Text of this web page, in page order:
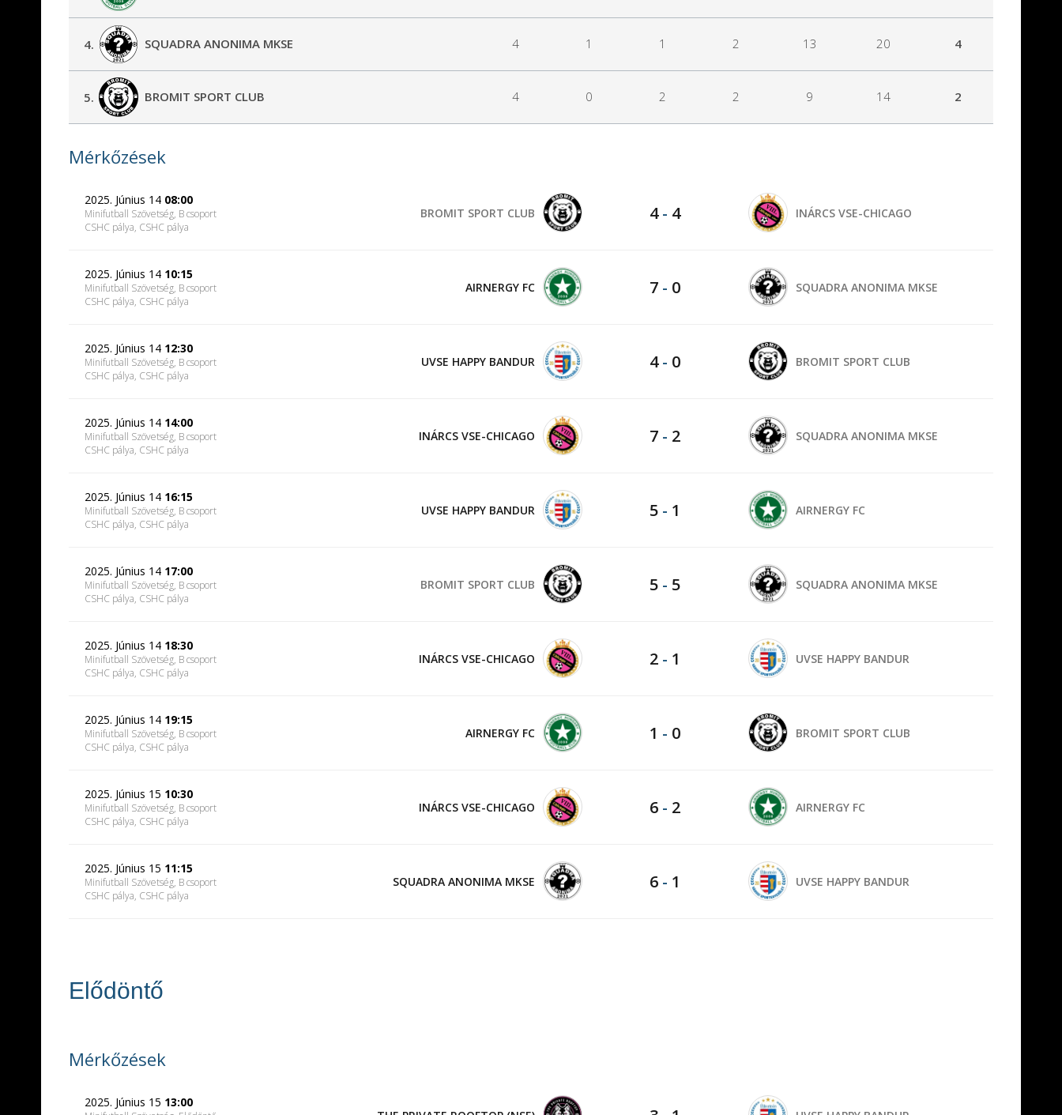
4. SQUADRA ANONIMA MKSE 4 1 1 2 13 20 4
5. BROMIT SPORT CLUB 4 0 2 2 9 14 2
Mérkőzések
2025. Június 14 08:00
Minifutball Szövetség, B csoport
CSHC pálya, CSHC pálya
BROMIT SPORT CLUB 4- 4 INÁRCS VSE-CHICAGO
2025. Június 14 10:15
Minifutball Szövetség, B csoport
CSHC pálya, CSHC pálya
AIRNERGY FC 7 - 0 SQUADRA ANONIMA MKSE
2025. Június 14 12:30
Minifutball Szövetség, B csoport
CSHC pálya, CSHC pálya
UVSE HAPPY BANDUR 4- 0 BROMIT SPORT CLUB
2025. Június 14 14:00
Minifutball Szövetség, B csoport
CSHC pálya, CSHC pálya
INÁRCS VSE-CHICAGO 7 - 2 SQUADRA ANONIMA MKSE
2025. Június 14 16:15
Minifutball Szövetség, B csoport
CSHC pálya, CSHC pálya
UVSE HAPPY BANDUR 5 - 1 AIRNERGY FC
2025. Június 14 17:00
Minifutball Szövetség, B csoport
CSHC pálya, CSHC pálya
BROMIT SPORT CLUB 5 - 5 SQUADRA ANONIMA MKSE
2025. Június 14 18:30
Minifutball Szövetség, B csoport
CSHC pálya, CSHC pálya
INÁRCS VSE-CHICAGO 2 - 1 UVSE HAPPY BANDUR
2025. Június 14 19:15
Minifutball Szövetség, B csoport
CSHC pálya, CSHC pálya
AIRNERGY FC 1 - 0 BROMIT SPORT CLUB
2025. Június 15 10:30
Minifutball Szövetség, B csoport
CSHC pálya, CSHC pálya
INÁRCS VSE-CHICAGO 6 - 2 AIRNERGY FC
2025. Június 15 11:15
Minifutball Szövetség, B csoport
CSHC pálya, CSHC pálya
SQUADRA ANONIMA MKSE 6 - 1 UVSE HAPPY BANDUR
Elődöntő
Mérkőzések
2025. Június 15 13:00